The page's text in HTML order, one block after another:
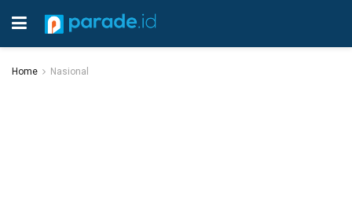
Home Nasional